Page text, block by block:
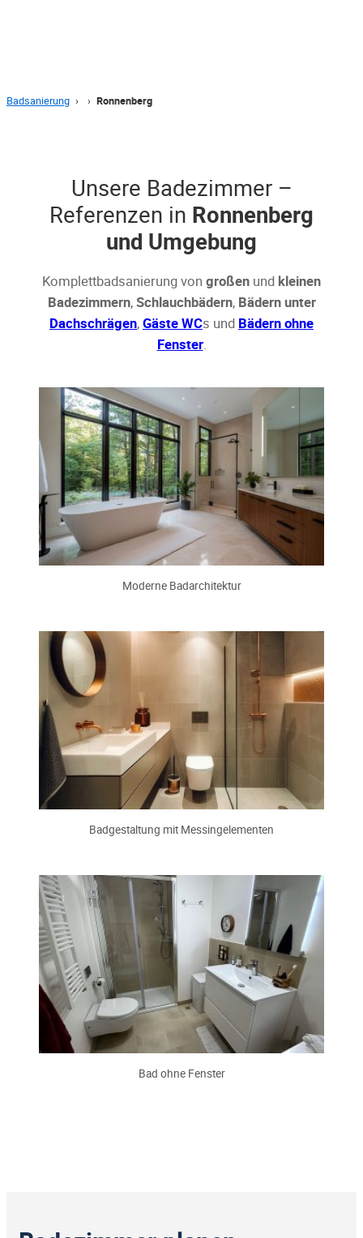
Badsanierung › › Ronnenberg
Unsere Badezimmer –
Referenzen in Ronnenberg
und Umgebung
Komplettbadsanierung von großen und kleinen
Badezimmern,Schlauchbädern, Bädern unter
Dachschrägen,Gäste WCs und Bädern ohne
Fenster.
Moderne Badarchitektur
Badgestaltung mit Messingelementen
Bad ohne Fenster